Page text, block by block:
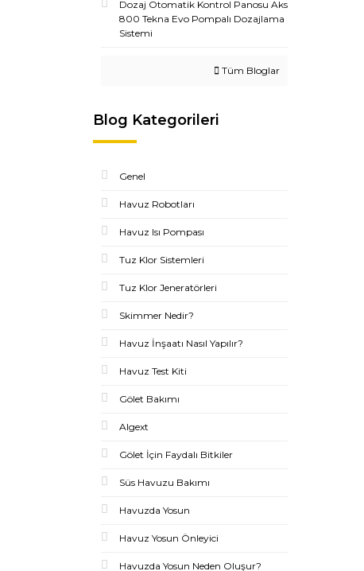
Dozaj Otomatik Kontrol Panosu Aks
800 Tekna Evo Pompalı Dozajlama
Sistemi
Tüm Bloglar
Blog Kategorileri
Genel
Havuz Robotları
Havuz Isı Pompası
Tuz Klor Sistemleri
Tuz Klor Jeneratörleri
Skimmer Nedir?
Havuz İnşaatı Nasıl Yapılır?
Havuz Test Kiti
Gölet Bakımı
Algext
Gölet İçin Faydalı Bitkiler
Süs Havuzu Bakımı
Havuzda Yosun
Havuz Yosun Önleyici
Havuzda Yosun Neden Oluşur?